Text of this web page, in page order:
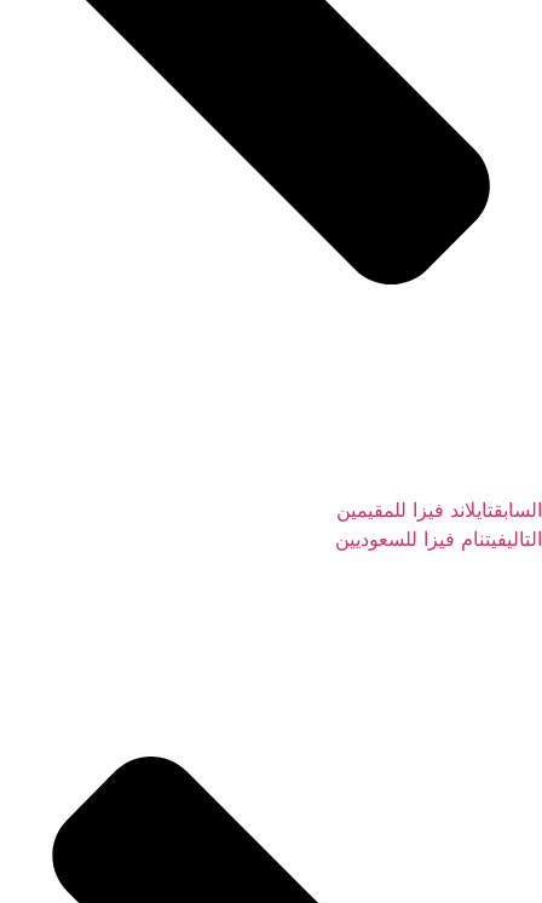
السابقتايلاند فيزا للمقيمين
التاليفيتنام فيزا للسعوديين